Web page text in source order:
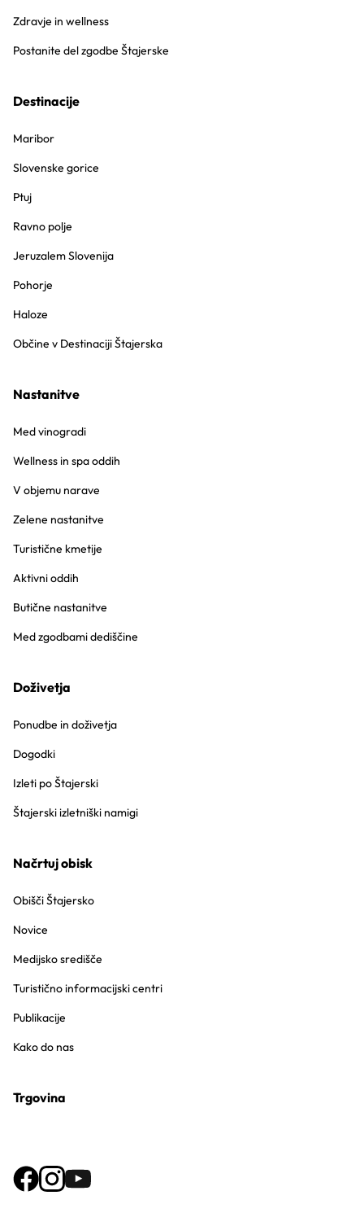
Zdravje in wellness
Postanite del zgodbe Štajerske
Destinacije
Maribor
Slovenske gorice
Ptuj
Ravno polje
Jeruzalem Slovenija
Pohorje
Haloze
Občine v Destinaciji Štajerska
Nastanitve
Med vinogradi
Wellness in spa oddih
V objemu narave
Zelene nastanitve
Turistične kmetije
Aktivni oddih
Butične nastanitve
Med zgodbami dediščine
Doživetja
Ponudbe in doživetja
Dogodki
Izleti po Štajerski
Štajerski izletniški namigi
Načrtuj obisk
Obišči Štajersko
Novice
Medijsko središče
Turistično informacijski centri
Publikacije
Kako do nas
Trgovina